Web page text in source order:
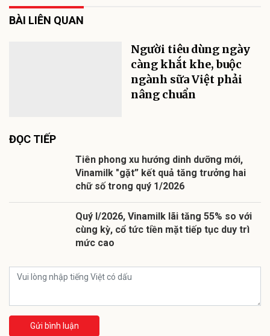
BÀI LIÊN QUAN
Người tiêu dùng ngày
càng khắt khe, buộc
ngành sữa Việt phải
nâng chuẩn
ĐỌC TIẾP
Tiên phong xu hướng dinh dưỡng mới,
Vinamilk "gặt” kết quả tăng trưởng hai
chữ số trong quý 1/2026
Quý I/2026, Vinamilk lãi tăng 55% so với
cùng kỳ, cổ tức tiền mặt tiếp tục duy trì
mức cao
Gửi bình luận